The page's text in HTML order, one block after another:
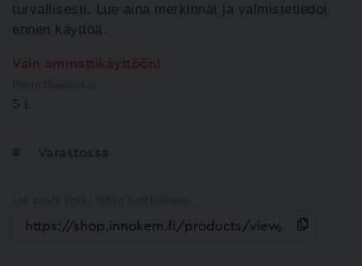
turvallisesti. Lue aina merkinnät ja valmistetiedot
ennen käyttöä.
Vain ammattikäyttöön!
5 L
Varastossa